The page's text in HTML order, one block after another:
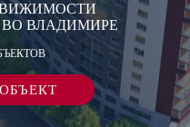
ВО ВЛАДИМИРЕ